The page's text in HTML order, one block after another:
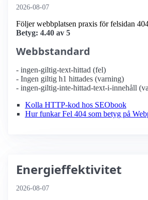
2026-08-07
Följer webbplatsen praxis för felsidan
Betyg: 4.40 av 5
Webbstandard
- ingen-giltig-text-hittad (fel)
- Ingen giltig h1 hittades (varning)
- ingen-giltig-inte-hittad-text-i-innehåll
Kolla HTTP-kod hos SEObook
Hur funkar Fel 404 som betyg på
Energieffektivitet
2026-08-07